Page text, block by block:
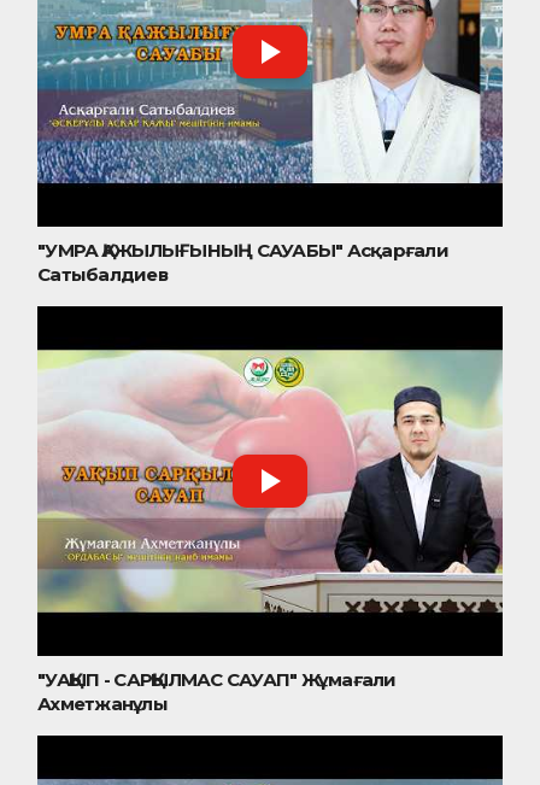
"УМРА ҚАЖЫЛЫҒЫНЫҢ САУАБЫ" Асқарғали
Сатыбалдиев
"УАҚЫП - САРҚЫЛМАС САУАП" Жұмағали
Ахметжанұлы